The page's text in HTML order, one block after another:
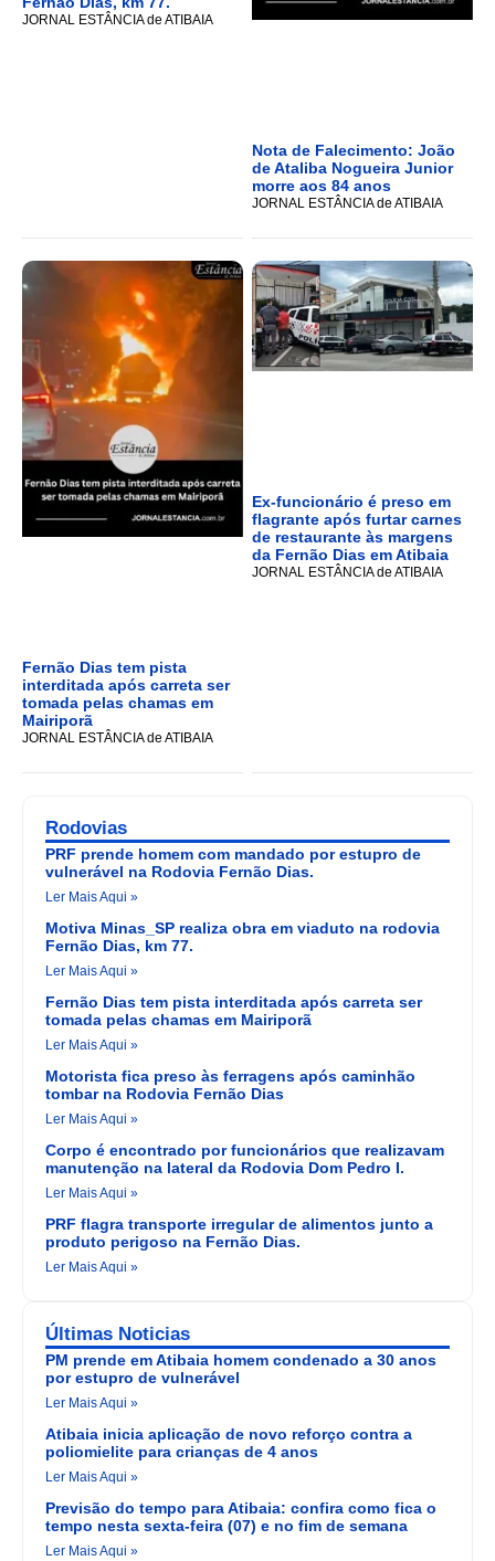
JORNAL ESTÂNCIA de ATIBAIA
Nota de Falecimento: João
de Ataliba Nogueira Junior
morre aos 84 anos
JORNAL ESTÂNCIA de ATIBAIA
Fernão Dias tem pista
interditada após carreta ser
tomada pelas chamas em
Mairiporã
JORNAL ESTÂNCIA de ATIBAIA
Ex-funcionário é preso em
flagrante após furtar carnes
de restaurante às margens
da Fernão Dias em Atibaia
JORNAL ESTÂNCIA de ATIBAIA
Rodovias
PRF prende homem com mandado por estupro de
vulnerável na Rodovia Fernão Dias.
Ler Mais Aqui »
Motiva Minas_SP realiza obra em viaduto na rodovia
Fernão Dias, km 77.
Ler Mais Aqui »
Fernão Dias tem pista interditada após carreta ser
tomada pelas chamas em Mairiporã
Ler Mais Aqui »
Motorista fica preso às ferragens após caminhão
tombar na Rodovia Fernão Dias
Ler Mais Aqui »
Corpo é encontrado por funcionários que realizavam
manutenção na lateral da Rodovia Dom Pedro I.
Ler Mais Aqui »
PRF flagra transporte irregular de alimentos junto a
produto perigoso na Fernão Dias.
Ler Mais Aqui »
Últimas Noticias
PM prende em Atibaia homem condenado a 30 anos
por estupro de vulnerável
Ler Mais Aqui »
Atibaia inicia aplicação de novo reforço contra a
poliomielite para crianças de 4 anos
Ler Mais Aqui »
Previsão do tempo para Atibaia: confira como fica o
tempo nesta sexta-feira (07) e no fim de semana
Ler Mais Aqui »